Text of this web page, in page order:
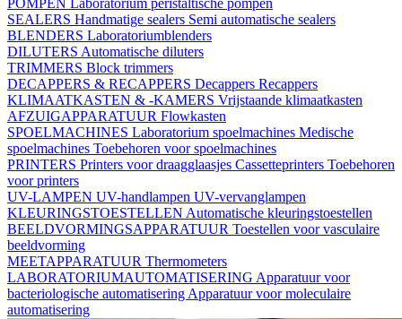
POMPEN Laboratorium peristaltische pompen
SEALERS Handmatige sealers Semi automatische sealers
BLENDERS Laboratoriumblenders
DILUTERS Automatische diluters
TRIMMERS Block trimmers
DECAPPERS & RECAPPERS Decappers Recappers
KLIMAATKASTEN & -KAMERS Vrijstaande klimaatkasten
AFZUIGAPPARATUUR Flowkasten
SPOELMACHINES Laboratorium spoelmachines Medische
spoelmachines Toebehoren voor spoelmachines
PRINTERS Printers voor draagglaasjes Cassetteprinters Toebehoren
voor printers
UV-LAMPEN UV-handlampen UV-vervanglampen
KLEURINGSTOESTELLEN Automatische kleuringstoestellen
BEELDVORMINGSAPPARATUUR Toestellen voor vasculaire
beeldvorming
MEETAPPARATUUR Thermometers
LABORATORIUMAUTOMATISERING Apparatuur voor
bacteriologische automatisering Apparatuur voor moleculaire
automatisering